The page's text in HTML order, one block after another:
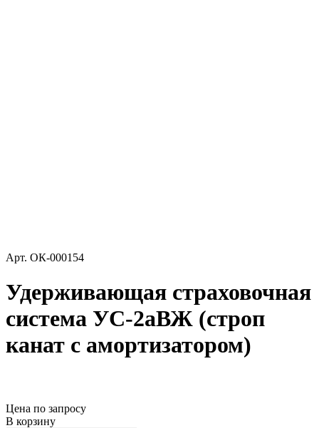
Арт. ОК-000154
Удерживающая страховочная
система УС-2аВЖ (строп
канат с амортизатором)
Цена по запросу
В корзину